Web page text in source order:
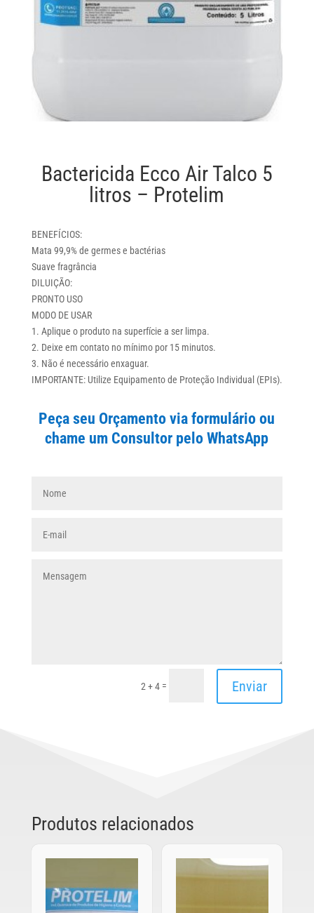
Bactericida Ecco Air Talco 5
litros – Protelim
BENEFÍCIOS:
Mata 99,9% de germes e bactérias
Suave fragrância
DILUIÇÃO:
PRONTO USO
MODO DE USAR
1. Aplique o produto na superfície a ser limpa.
2. Deixe em contato no mínimo por 15 minutos.
3. Não é necessário enxaguar.
IMPORTANTE: Utilize Equipamento de Proteção Individual (EPIs).
Peça seu Orçamento via formulário ou
chame um Consultor pelo WhatsApp
2 + 4 = Enviar
Produtos relacionados